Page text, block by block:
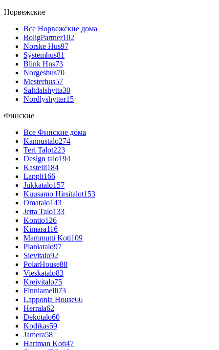
Норвежские
Все Норвежские дома
BoligPartner102
Norske Hus97
Systemhus81
Blink Hus73
Norgeshus70
Mesterhus57
Saltdalshytta30
Nordlyshytter15
Финские
Все Финские дома
Kannustalo274
Teri Talot223
Design talo194
Kastelli184
Lappli166
Jukkatalo157
Kuusamo Hirsitalot153
Omatalo143
Jetta Talo133
Kontio126
Kimara116
Mammutti Koti109
Planiatalo97
Sievitalo92
PolarHouse88
Vieskatalo83
Kreivitalo75
Finnlamelli73
Lapponia House66
Herrala62
Dekotalo60
Kodikas59
Jamera58
Hartman Koti47